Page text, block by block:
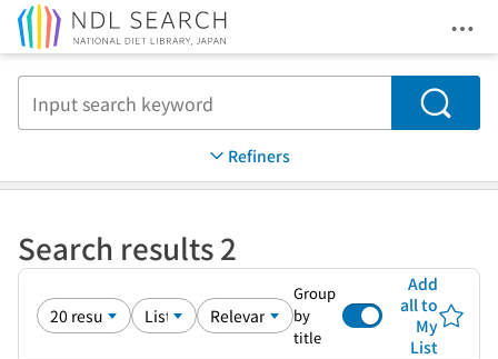
Search
Refiners
Search results 2
Group
by
title
Add
all to
My
List